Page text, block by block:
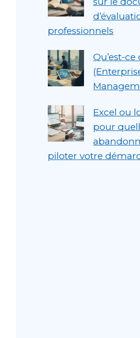
professionnels
Qu’est-ce
Excel ou
pour
piloter votre